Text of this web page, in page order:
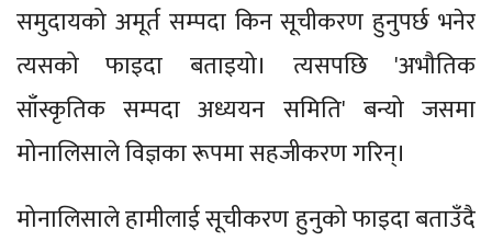
समुदायको अमूर्त सम्पदा किन सूचीकरण हुनुपर्छ भनेर
त्यसको फाइदा बताइयो। त्यसपछि 'अभौतिक
साँस्कृतिक सम्पदा अध्ययन समिति' बन्यो जसमा
मोनालिसाले विज्ञका रूपमा सहजीकरण गरिन्।
मोनालिसाले हामीलाई सूचीकरण हुनुको फाइदा बताउँदै